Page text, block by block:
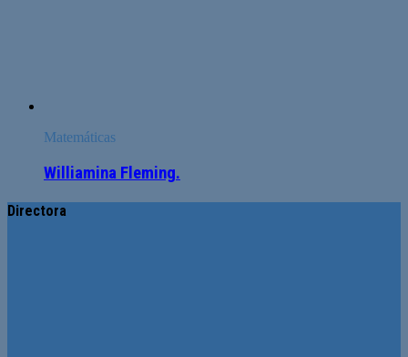
Matemáticas
Williamina Fleming.
Directora